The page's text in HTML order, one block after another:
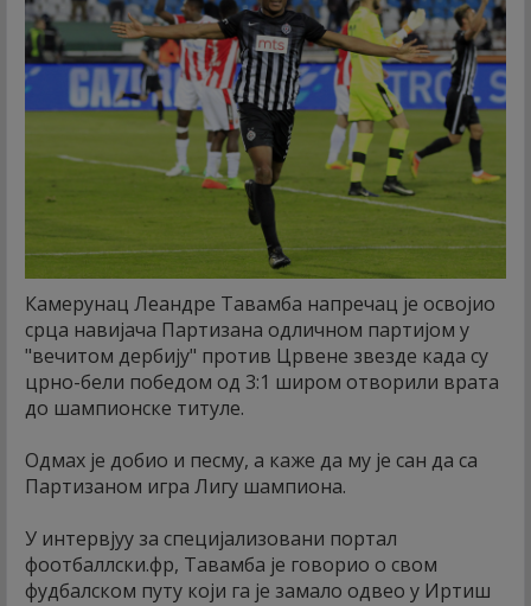
Камерунац Леандре Тавамба напречац је освојио
срца навијача Партизана одличном партијом у
"вечитом дербију" против Црвене звезде када су
црно-бели победом од 3:1 широм отворили врата
до шампионске титуле.
Одмах је добио и песму, а каже да му је сан да са
Партизаном игра Лигу шампиона.
У интервјуу за специјализовани портал
фоотбаллски.фр, Тавамба је говорио о свом
фудбалском путу који га је замало одвео у Иртиш